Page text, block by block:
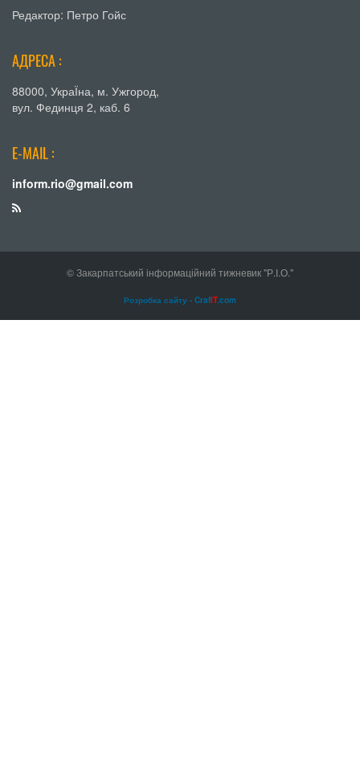
Редактор: Петро Гойс
АДРЕСА :
88000, УкраЇна, м. Ужгород,
вул. Фединця 2, каб. 6
E-MAIL :
inform.rio@gmail.com
© Закарпатський інформаційний тижневик "Р.І.О."
Розробка сайту - CrafIT.com